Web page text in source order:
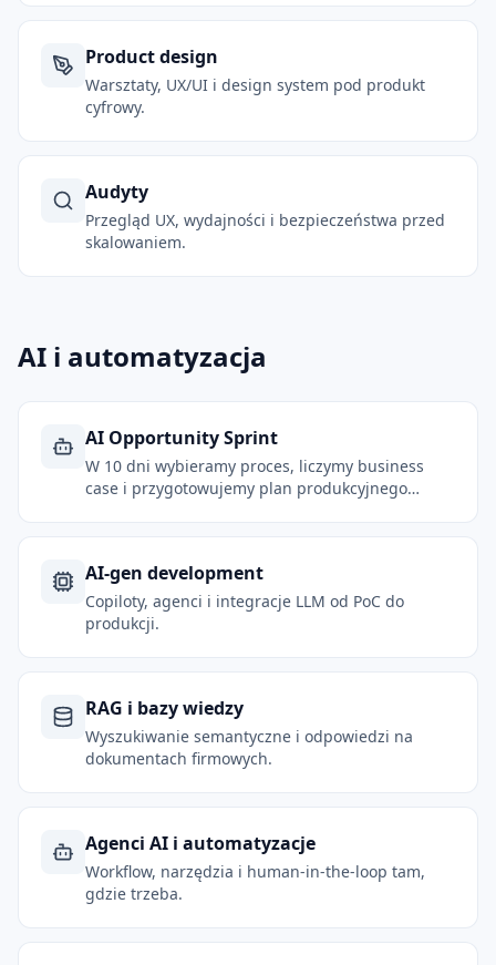
Product design
Warsztaty, UX/UI i design system pod produkt
cyfrowy.
Audyty
Przegląd UX, wydajności i bezpieczeństwa przed
skalowaniem.
AI i automatyzacja
AI Opportunity Sprint
W 10 dni wybieramy proces, liczymy business
case i przygotowujemy plan produkcyjnego
AI-gen development
Copiloty, agenci i integracje LLM od PoC do
produkcji.
RAG i bazy wiedzy
Wyszukiwanie semantyczne i odpowiedzi na
dokumentach firmowych.
Agenci AI i automatyzacje
Workflow, narzędzia i human-in-the-loop tam,
gdzie trzeba.